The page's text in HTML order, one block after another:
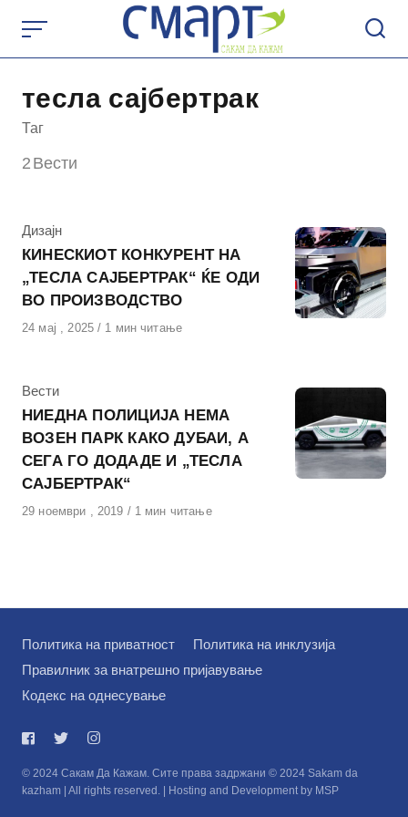
content
тесла сајбертрак
Таг
2 Вести
КАтегорија
Дизајн
КИНЕСКИОТ КОНКУРЕНТ НА
„ТЕСЛА САЈБЕРТРАК“ ЌЕ ОДИ
ВО ПРОИЗВОДСТВО
Објавено
24 мај , 2025 1 мин читање
КАтегорија
Вести
НИЕДНА ПОЛИЦИЈА НЕМА
ВОЗЕН ПАРК КАКО ДУБАИ, А
СЕГА ГО ДОДАДЕ И „ТЕСЛА
САЈБЕРТРАК“
Објавено
29 ноември , 2019 1 мин читање
Политика на приватност
Политика на инклузија
Правилник за внатрешно пријавување
Кодекс на однесување
© 2024 Сакам Да Кажам. Сите права задржани © 2024 Sakam da
kazham | All rights reserved. | Hosting and Development by MSP